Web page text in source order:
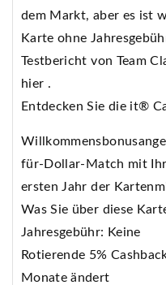
dem Markt, aber es ist
Karte ohne
Testbericht von Team
hier .
Entdecken Sie die it®
für-Dollar-Match mit
ersten Jahr der
Was Sie über diese
Jahresgebühr: Keine
Rotierende 5%
Monate ändert